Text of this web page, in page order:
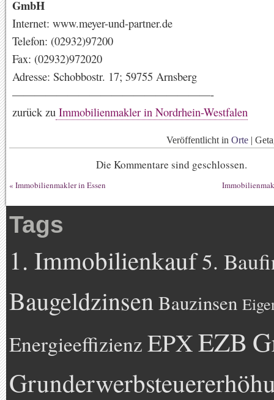
GmbH
Internet: www.meyer-und-partner.de
Telefon: (02932)97200
Fax: (02932)972020
Adresse: Schobbostr. 17; 59755 Arnsberg
——————————————————-
zurück zu Immobilienmakler in Nordrhein-Westfalen
Veröffentlicht in Orte |
Die Kommentare sind geschlossen.
« Immobilienmakler in Essen
Tags
1. Immobilienkauf5.
BaugeldzinsenBauzinsen
Energieeffizienz EPXEZB